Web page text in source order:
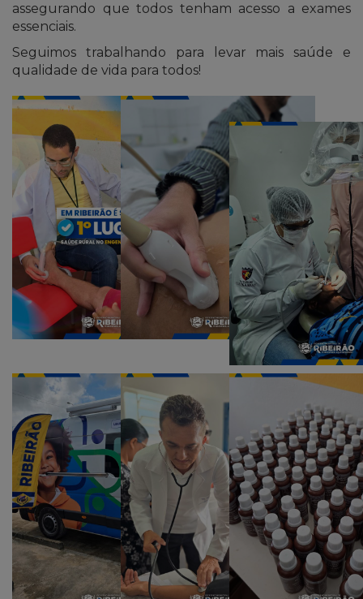
assegurando que todos tenham acesso a exames
essenciais.
Seguimos trabalhando para levar mais saúde e
qualidade de vida para todos!